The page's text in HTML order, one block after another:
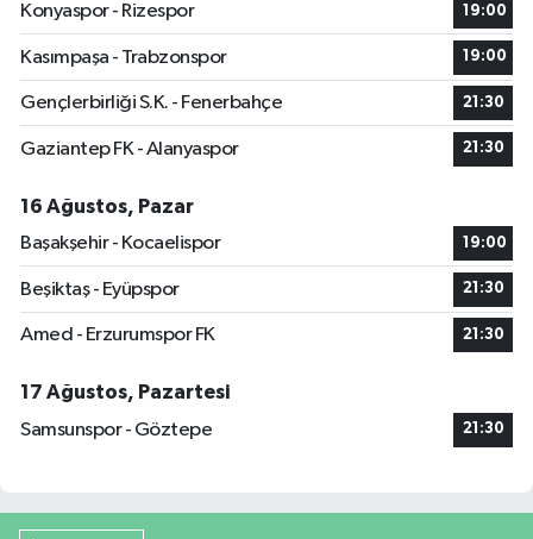
Konyaspor - Rizespor
19:00
Kasımpaşa - Trabzonspor 19:00
Gençlerbirliği S.K. - Fenerbahçe 21:30
Gaziantep FK - Alanyaspor 21:30
16 Ağustos, Pazar
Başakşehir - Kocaelispor
19:00
Beşiktaş - Eyüpspor 21:30
Amed - Erzurumspor FK 21:30
17 Ağustos, Pazartesi
Samsunspor - Göztepe
21:30